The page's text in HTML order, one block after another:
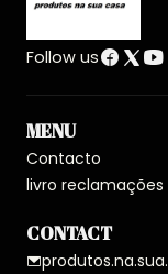
Follow us
MENU
Contacto
livro reclamações
CONTACT